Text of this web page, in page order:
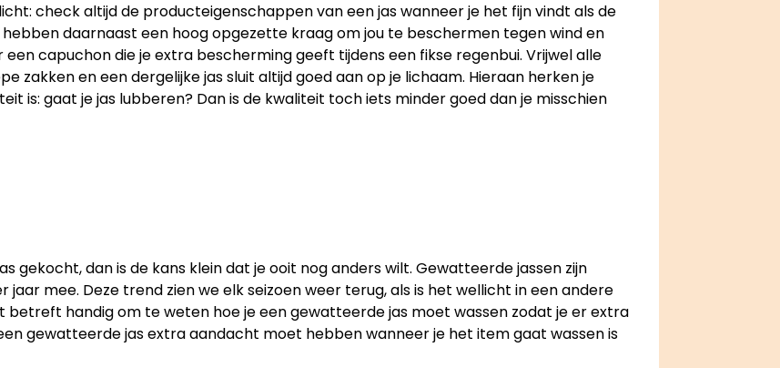
check altijd de producteigenschappen van een jas wanneer je het fijn vindt als de
daarnaast een hoog opgezette kraag om jou te beschermen tegen wind en
capuchon die je extra bescherming geeft tijdens een fikse regenbui. Vrijwel alle
zakken en een dergelijke jas sluit altijd goed aan op je lichaam. Hieraan herken je
is: gaat je jas lubberen? Dan is de kwaliteit toch iets minder goed dan je misschien
gekocht, dan is de kans klein dat je ooit nog anders wilt. Gewatteerde jassen zijn
mee. Deze trend zien we elk seizoen weer terug, als is het wellicht in een andere
betreft handig om te weten hoe je een gewatteerde jas moet wassen zodat je er extra
gewatteerde jas extra aandacht moet hebben wanneer je het item gaat wassen is